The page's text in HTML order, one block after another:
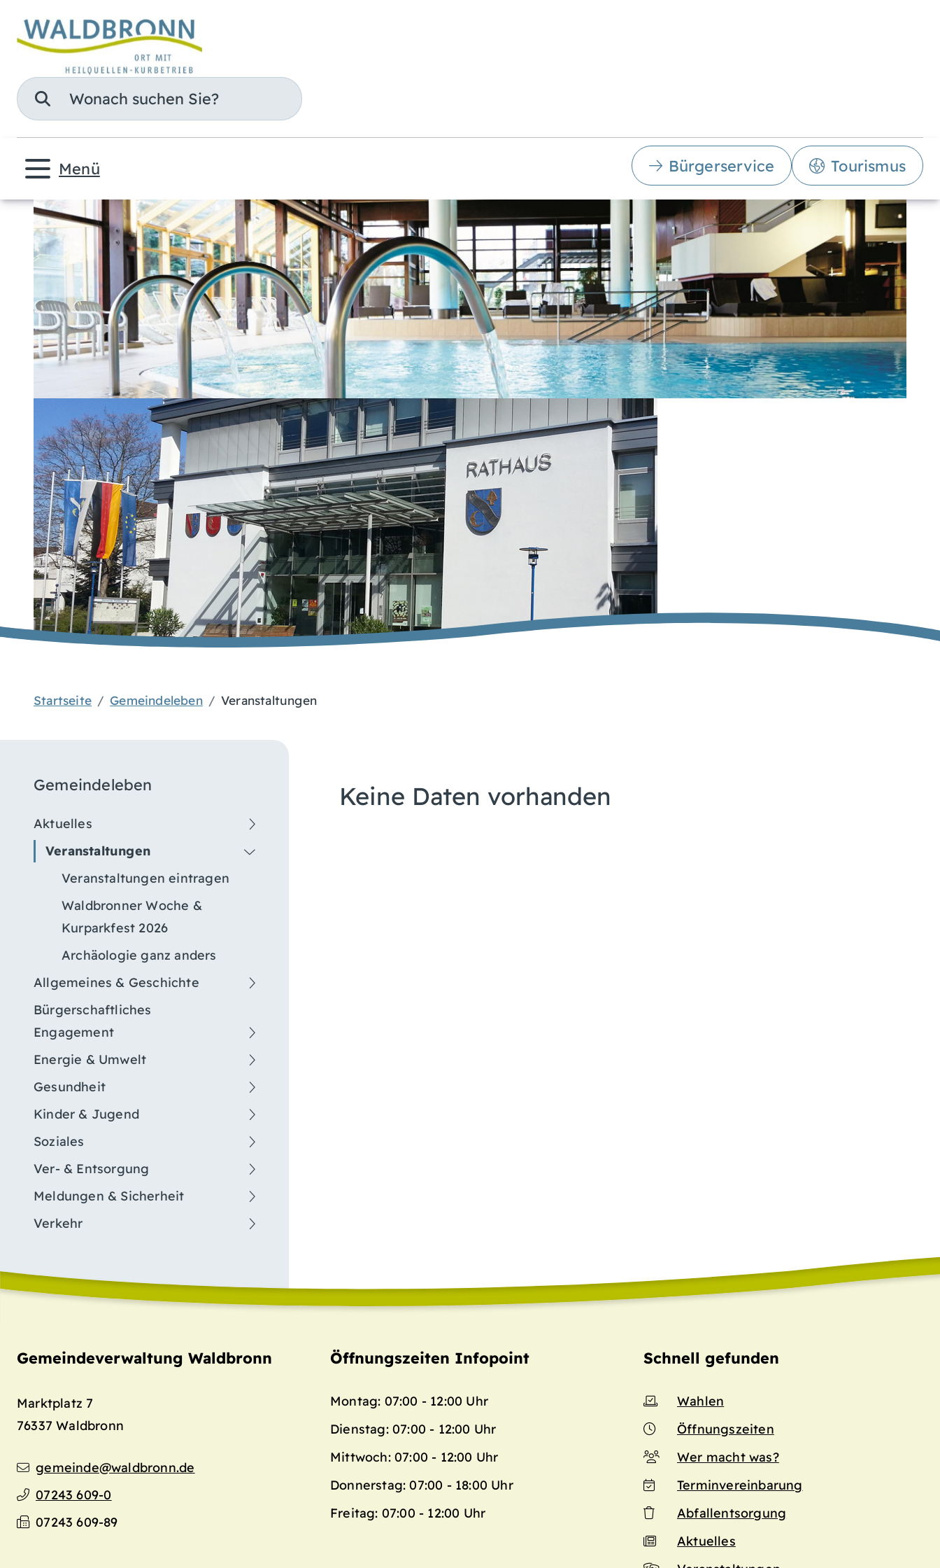
Suche
Menü Bürgerservice Tourismus
Startseite Gemeindeleben Veranstaltungen
Gemeindeleben
Aktuelles
Veranstaltungen
Veranstaltungen eintragen
Waldbronner Woche &
Kurparkfest 2026
Archäologie ganz anders
Allgemeines & Geschichte
Bürgerschaftliches
Engagement
Energie & Umwelt
Gesundheit
Kinder & Jugend
Soziales
Ver- & Entsorgung
Meldungen & Sicherheit
Verkehr
Keine Daten vorhanden
Gemeindeverwaltung Waldbronn
Marktplatz 7
76337 Waldbronn
gemeinde@waldbronn.de
07243 609-0
07243 609-89
Öffnungszeiten Infopoint
Montag: 07:00 - 12:00 Uhr
Dienstag: 07:00 - 12:00 Uhr
Mittwoch: 07:00 - 12:00 Uhr
Donnerstag: 07:00 - 18:00 Uhr
Freitag: 07:00 - 12:00 Uhr
Schnell gefunden
Wahlen
Öffnungszeiten
Wer macht was?
Terminvereinbarung
Abfallentsorgung
Aktuelles